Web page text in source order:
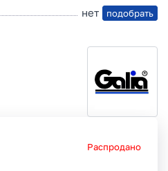
нет подобрать
Распродано